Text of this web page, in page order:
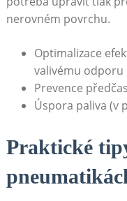
nerovném povrchu.
Optimalizace
valivému odporu
Prevence
Úspora paliva (v
Praktické